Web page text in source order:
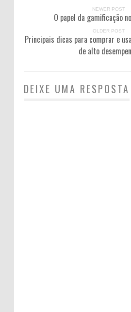
NEWER POST
O papel da gamificação
OLDER POST
Principais dicas para comprar e
de alto
DEIXE UMA RESPOSTA